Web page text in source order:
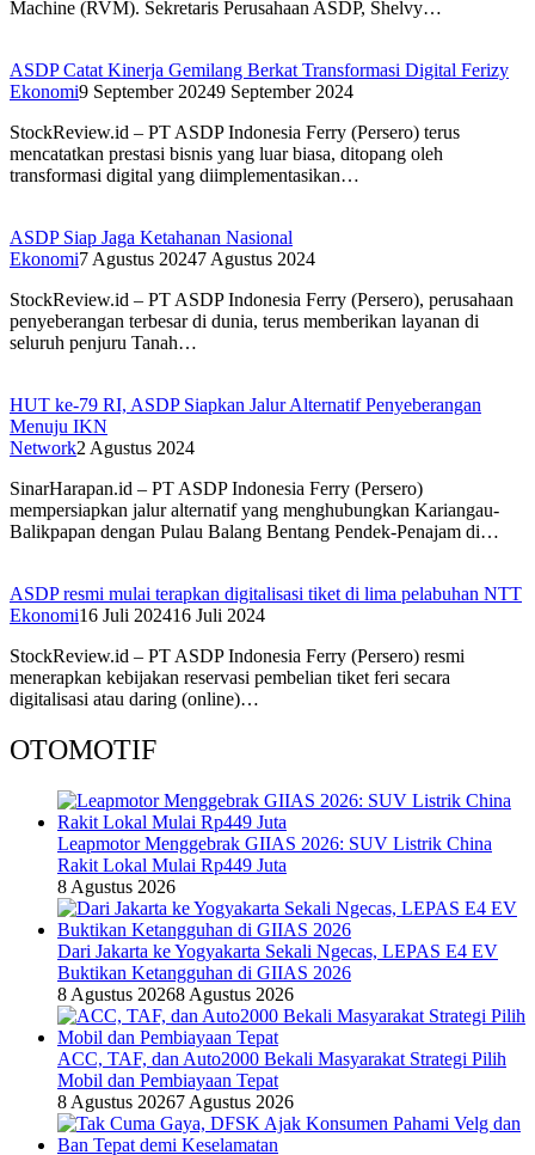
Machine (RVM). Sekretaris Perusahaan ASDP, Shelvy…
ASDP Catat Kinerja Gemilang Berkat Transformasi Digital Ferizy
Ekonomi9 September 20249 September 2024
StockReview.id – PT ASDP Indonesia Ferry (Persero) terus
mencatatkan prestasi bisnis yang luar biasa, ditopang oleh
transformasi digital yang diimplementasikan…
ASDP Siap Jaga Ketahanan Nasional
Ekonomi7 Agustus 20247 Agustus 2024
StockReview.id – PT ASDP Indonesia Ferry (Persero), perusahaan
penyeberangan terbesar di dunia, terus memberikan layanan di
seluruh penjuru Tanah…
HUT ke-79 RI, ASDP Siapkan Jalur Alternatif Penyeberangan
Menuju IKN
Network2 Agustus 2024
SinarHarapan.id – PT ASDP Indonesia Ferry (Persero)
mempersiapkan jalur alternatif yang menghubungkan Kariangau-
Balikpapan dengan Pulau Balang Bentang Pendek-Penajam di…
ASDP resmi mulai terapkan digitalisasi tiket di lima pelabuhan NTT
Ekonomi16 Juli 202416 Juli 2024
StockReview.id – PT ASDP Indonesia Ferry (Persero) resmi
menerapkan kebijakan reservasi pembelian tiket feri secara
digitalisasi atau daring (online)…
OTOMOTIF
Leapmotor Menggebrak GIIAS 2026: SUV Listrik China
Rakit Lokal Mulai Rp449 Juta
8 Agustus 2026
Dari Jakarta ke Yogyakarta Sekali Ngecas, LEPAS E4 EV
Buktikan Ketangguhan di GIIAS 2026
8 Agustus 20268 Agustus 2026
ACC, TAF, dan Auto2000 Bekali Masyarakat Strategi Pilih
Mobil dan Pembiayaan Tepat
8 Agustus 20267 Agustus 2026